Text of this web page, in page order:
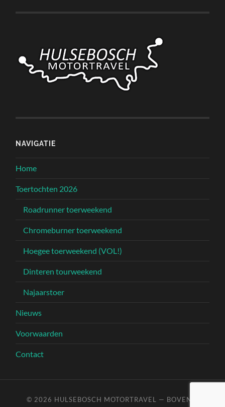
NAVIGATIE
Home
Toertochten 2026
Roadrunner toerweekend
Chromeburner toerweekend
Hoegee toerweekend (VOL!)
Dinteren tourweekend
Najaarstoer
Nieuws
Voorwaarden
Contact
© 2026 HULSEBOSCH MOTORTRAVEL — BOVEN ↑